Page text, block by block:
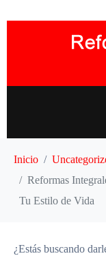
Inicio
Reformas
Tu Estilo de Vida
¿Estás buscando